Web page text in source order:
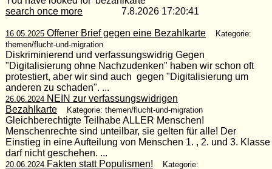
search once more7.8.2026 17:20:41
16.05.2025Offener Brief gegen eine Bezahlkarte
Kategorie:
themen/flucht-und-migration
Diskriminierend und verfassungswidrig Gegen
"Digitalisierung ohne Nachzudenken" haben wir schon oft
protestiert, aber wir sind auch gegen "Digitalisierung um
anderen zu schaden". ...
26.06.2024NEIN zur verfassungswidrigen
Bezahlkarte
Kategorie: themen/flucht-und-migration
Gleichberechtigte Teilhabe ALLER Menschen!
Menschenrechte sind unteilbar, sie gelten für alle! Der
Einstieg in eine Aufteilung von Menschen 1. , 2. und 3. Klasse
darf nicht geschehen. ...
20.06.2024Fakten statt Populismen!
Kategorie: